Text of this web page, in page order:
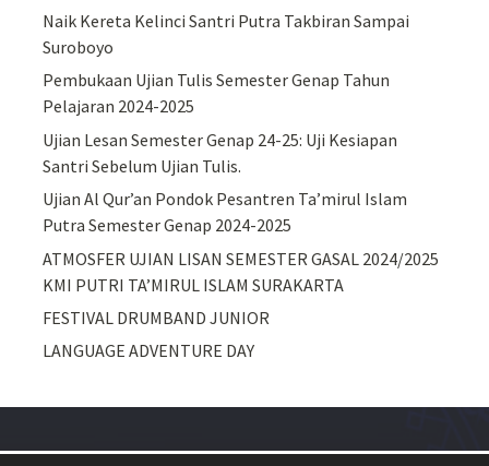
Naik Kereta Kelinci Santri Putra Takbiran Sampai
Suroboyo
Pembukaan Ujian Tulis Semester Genap Tahun
Pelajaran 2024-2025
Ujian Lesan Semester Genap 24-25: Uji Kesiapan
Santri Sebelum Ujian Tulis.
Ujian Al Qur’an Pondok Pesantren Ta’mirul Islam
Putra Semester Genap 2024-2025
ATMOSFER UJIAN LISAN SEMESTER GASAL 2024/2025
KMI PUTRI TA’MIRUL ISLAM SURAKARTA
FESTIVAL DRUMBAND JUNIOR
LANGUAGE ADVENTURE DAY